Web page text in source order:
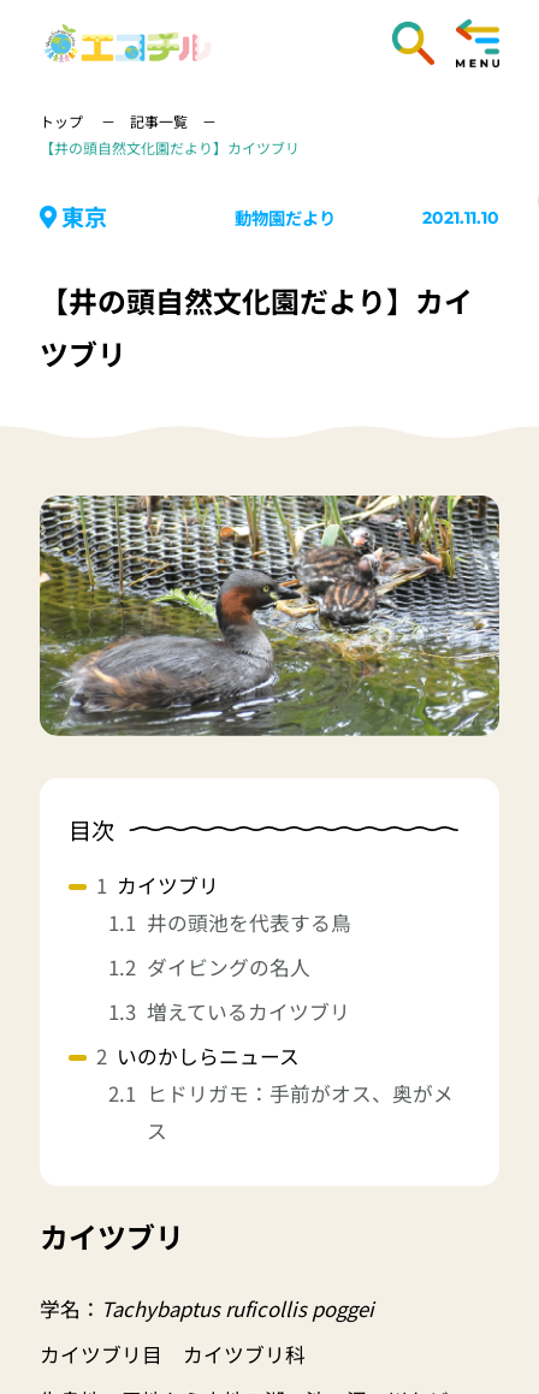
トップ
記事一覧
【井の頭自然文化園だより】カイツブリ
東京 動物園だより 2021.11.10
【井の頭自然文化園だより】カイ
ツブリ
目次
カイツブリ
井の頭池を代表する鳥
ダイビングの名人
増えているカイツブリ
いのかしらニュース
ヒドリガモ：手前がオス、奥がメ
ス
カイツブリ
学名： Tachybaptus ruficollis poggei
カイツブリ目 カイツブリ科